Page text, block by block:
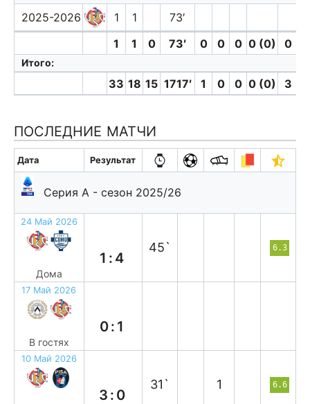
2025-2026 1 1
73′
1
1 0 73′ 0 0 0 0 (0) 0
Итого:
33 18 15 1717′ 1 0 0 0 (0) 3
ПОСЛЕДНИЕ МАТЧИ
Дата Результат
Серия А - сезон 2025/26
24 Май 2026
Дома
1:4
45` 6.3
17 Май 2026
В гостях
0:1
10 Май 2026
3:0
31` 1 6.6